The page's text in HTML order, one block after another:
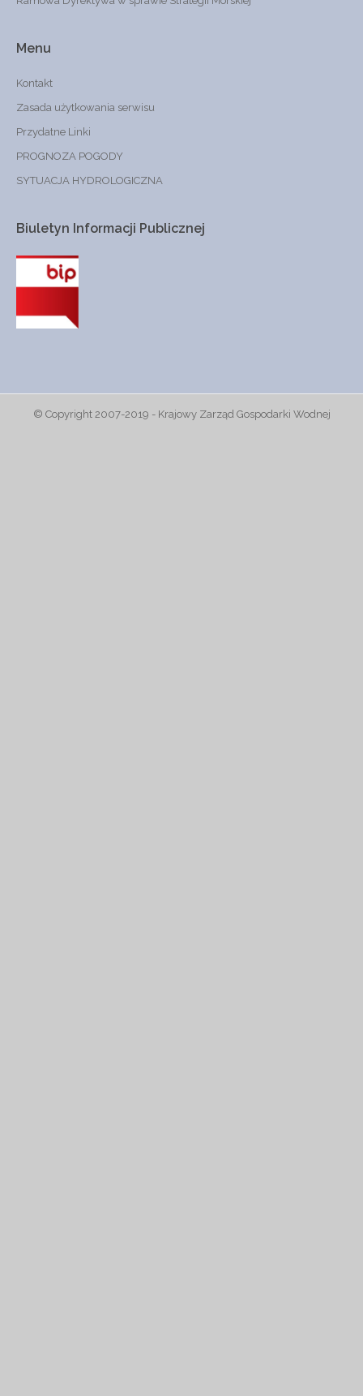
Menu
Kontakt
Zasada użytkowania serwisu
Przydatne Linki
PROGNOZA POGODY
SYTUACJA HYDROLOGICZNA
Biuletyn Informacji Publicznej
© Copyright 2007-2019 - Krajowy Zarząd Gospodarki Wodnej